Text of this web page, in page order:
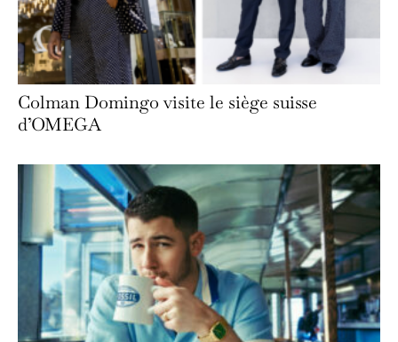
Colman Domingo visite le siège suisse
d’OMEGA